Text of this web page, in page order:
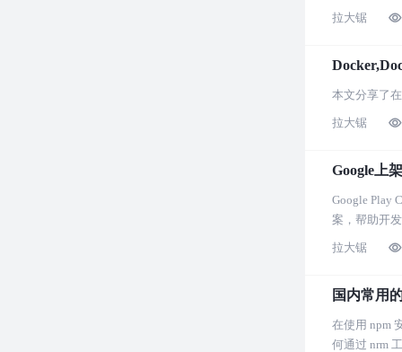
拉大锯
本文分享了
拉大锯
Google上
Google Play
案，帮助开
拉大锯
国内常用
在使用 npm
何通过 nrm